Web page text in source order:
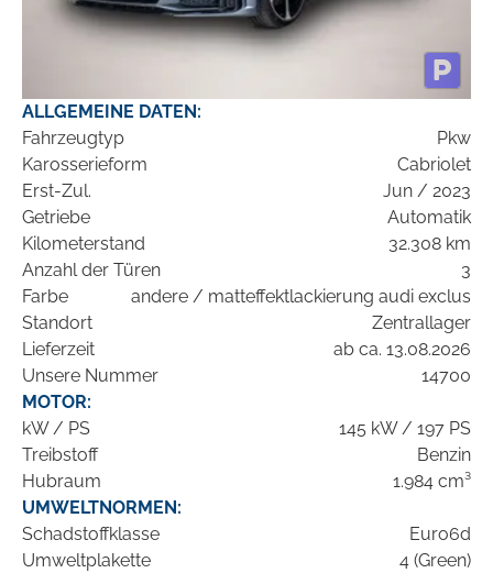
ALLGEMEINE DATEN:
Fahrzeugtyp
Pkw
Karosserieform
Cabriolet
Erst-Zul.
Jun / 2023
Getriebe
Automatik
Kilometerstand
32.308 km
Anzahl der Türen
3
Farbe
andere / matteffektlackierung audi exclus
Standort
Zentrallager
Lieferzeit
ab ca. 13.08.2026
Unsere Nummer
14700
MOTOR:
kW / PS
145 kW / 197 PS
Treibstoff
Benzin
Hubraum
1.984 cm³
UMWELTNORMEN:
Schadstoffklasse
Euro6d
Umweltplakette
4 (Green)